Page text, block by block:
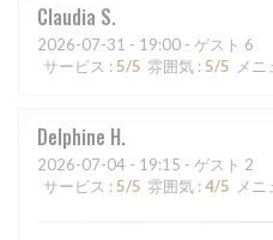
Claudia S
2026-07-31 - 19:00 - ゲスト 6
サービス : 5/5 雰囲気 : 5/5 メニ
Delphine H
2026-07-04 - 19:15 - ゲスト 2
サービス : 5/5 雰囲気 : 4/5 メニ